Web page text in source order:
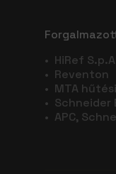
• HiRef
• Reventon
• MTA
• Schneider
• APC,